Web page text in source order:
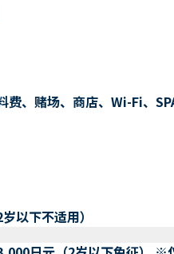
费、赌场、商店、Wi-Fi、
以下不适用）